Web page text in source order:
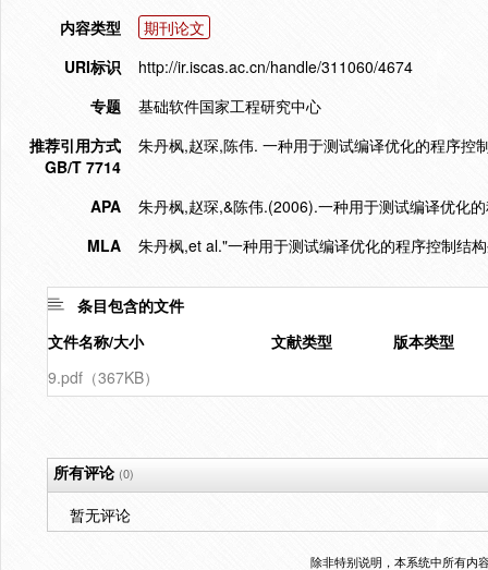
内容类型
期刊论文
URI标识
http://ir.iscas.ac.cn/handle/311060/4674
专题
基础软件国家工程研究中心
推荐引用方式
GB/T 7714
朱丹枫,赵琛,陈伟. 一种用于测试编译优化的程序
APA
朱丹枫,赵琛,&陈伟.(2006).一种用于测试编译优化
MLA
朱丹枫,et al."一种用于测试编译优化的程序控制结
条目包含的文件
文件名称/大小
文献类型
版本类型
9.pdf（367KB）
所有评论(0)
暂无评论
除非特别说明，本系统中所有内